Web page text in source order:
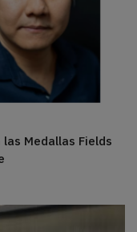
Medallas Fields